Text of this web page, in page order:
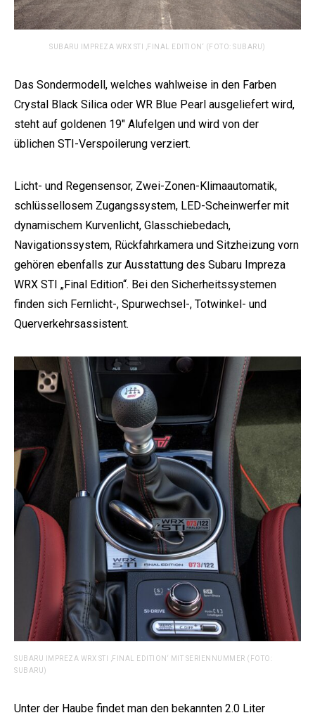
SUBARU IMPREZA WRX STI ‚FINAL EDITION‘ (FOTO: SUBARU)
Das Sondermodell, welches wahlweise in den Farben
Crystal Black Silica oder WR Blue Pearl ausgeliefert wird,
steht auf goldenen 19″ Alufelgen und wird von der
üblichen STI-Verspoilerung verziert.
Licht- und Regensensor, Zwei-Zonen-Klimaautomatik,
schlüssellosem Zugangssystem, LED-Scheinwerfer mit
dynamischem Kurvenlicht, Glasschiebedach,
Navigationssystem, Rückfahrkamera und Sitzheizung vorn
gehören ebenfalls zur Ausstattung des Subaru Impreza
WRX STI „Final Edition“. Bei den Sicherheitssystemen
finden sich Fernlicht-, Spurwechsel-, Totwinkel- und
Querverkehrsassistent.
SUBARU IMPREZA WRX STI ‚FINAL EDITION‘ MIT SERIENNUMMER (FOTO:
SUBARU)
Unter der Haube findet man den bekannten 2.0 Liter